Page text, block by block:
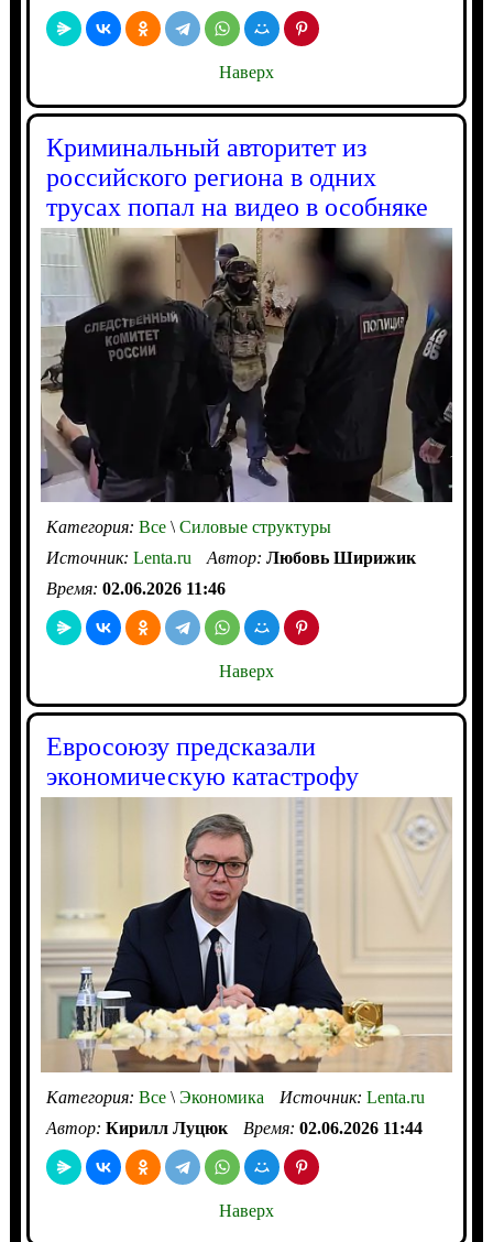
Наверх
Криминальный авторитет из
российского региона в одних
трусах попал на видео в особняке
Категория: Все\Силовые структуры
Источник: Lenta.ru Автор: Любовь Ширижик
Время: 02.06.2026 11:46
Наверх
Евросоюзу предсказали
экономическую катастрофу
Категория: Все\Экономика Источник: Lenta.ru
Автор: Кирилл Луцюк Время: 02.06.2026 11:44
Наверх